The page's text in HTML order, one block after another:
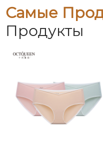
Самые
Продукты